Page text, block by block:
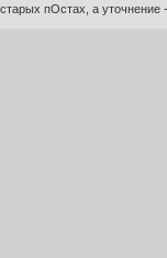
пОстах, а